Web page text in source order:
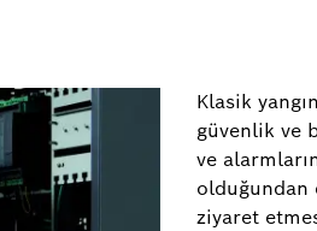
Klasik
güvenlik ve
ve
olduğundan
ziyaret